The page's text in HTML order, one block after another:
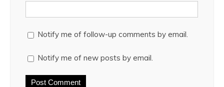
Notify me of follow-up comments by email.
Notify me of new posts by email.